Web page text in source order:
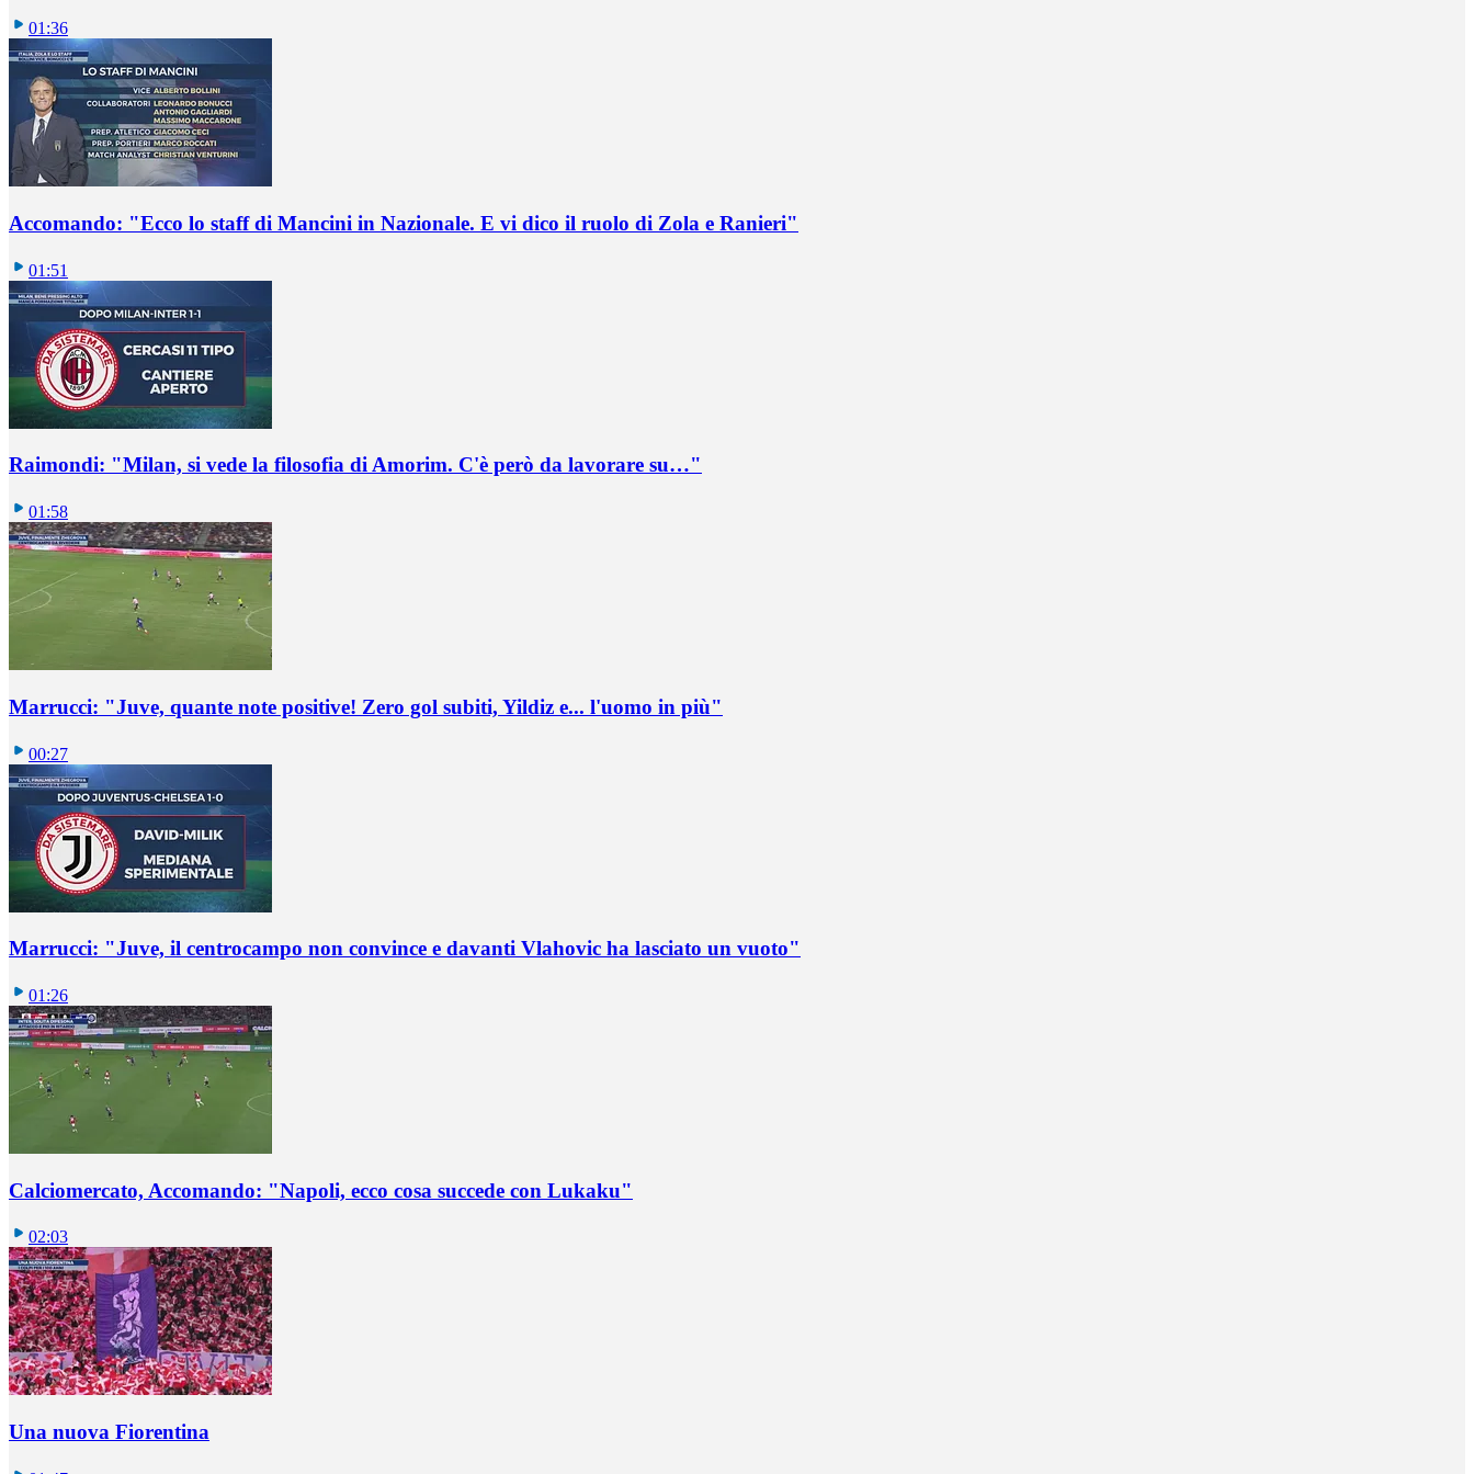
01:36
Accomando: "Ecco lo staff di Mancini in Nazionale. E vi dico il ruolo di Zola e Ranieri"
01:51
Raimondi: "Milan, si vede la filosofia di Amorim. C'è però da lavorare su…"
01:58
Marrucci: "Juve, quante note positive! Zero gol subiti, Yildiz e... l'uomo in più"
00:27
Marrucci: "Juve, il centrocampo non convince e davanti Vlahovic ha lasciato un vuoto"
01:26
Calciomercato, Accomando: "Napoli, ecco cosa succede con Lukaku"
02:03
Una nuova Fiorentina